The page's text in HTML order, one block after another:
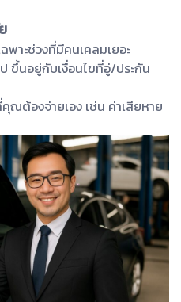
พาะช่วงที่มีคนเคลมเยอะ
ป ขึ้นอยู่กับเงื่อนไขที่อู่/ประกัน
ณต้องจ่ายเอง เช่น ค่าเสียหาย